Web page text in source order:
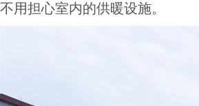
不用担心室内的供暖设施。